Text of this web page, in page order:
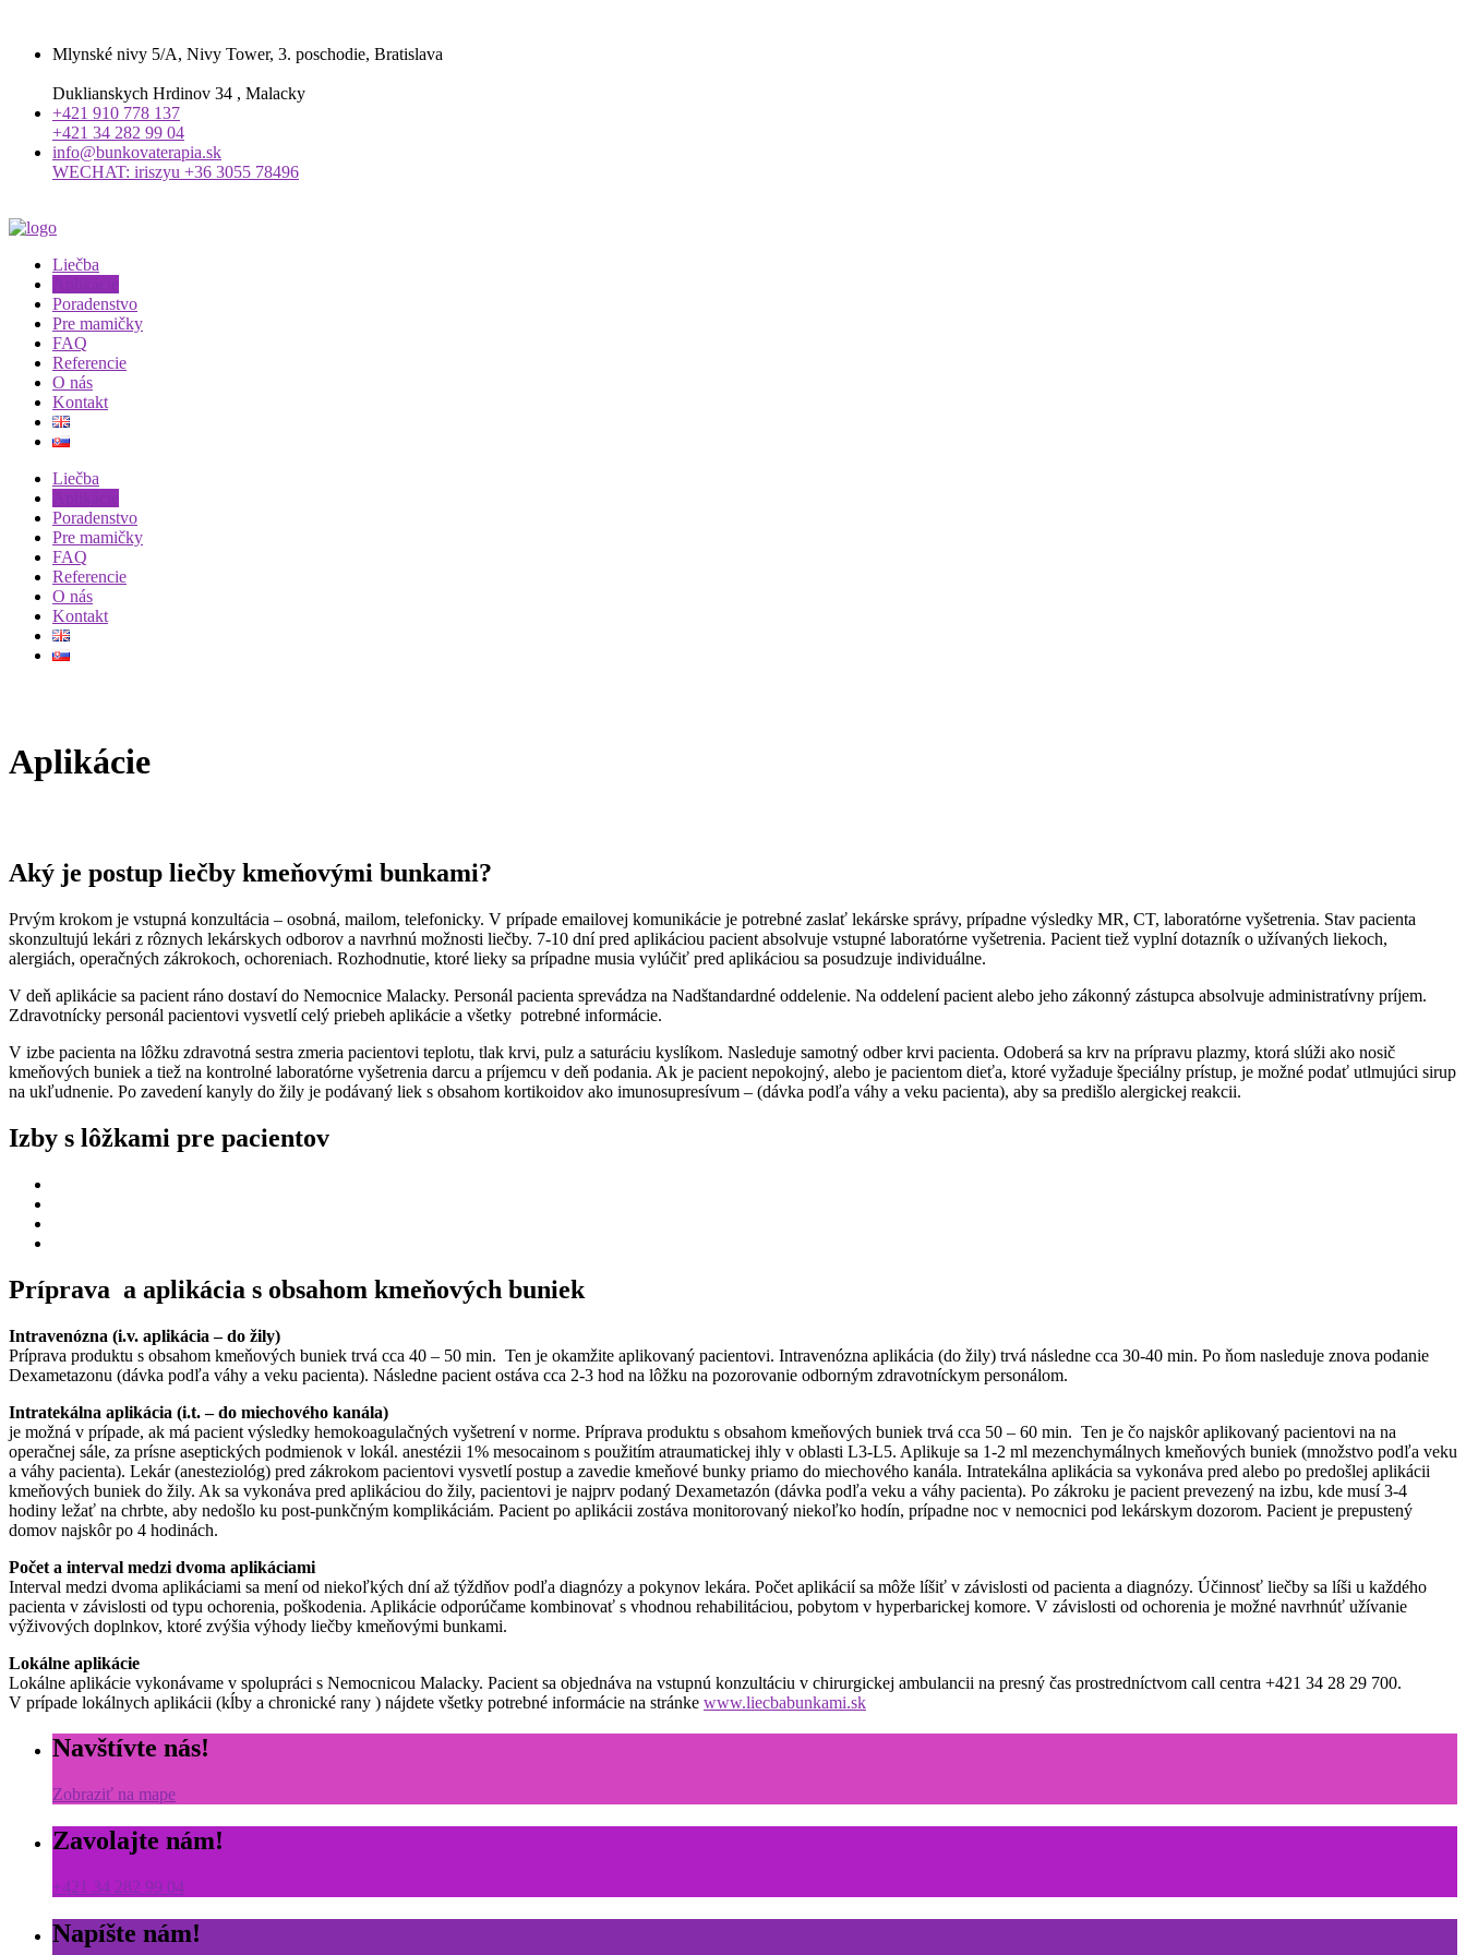
Mlynské nivy 5/A, Nivy Tower, 3. poschodie, Bratislava
Duklianskych Hrdinov 34 , Malacky
+421 910 778 137
+421 34 282 99 04
info@bunkovaterapia.sk
WECHAT: iriszyu +36 3055 78496
Liečba
Poradenstvo
Pre mamičky
FAQ
Referencie
O nás
Kontakt
Liečba
Poradenstvo
Pre mamičky
FAQ
Referencie
O nás
Kontakt
Aplikácie
Aký je postup liečby kmeňovými bunkami?
Prvým krokom je vstupná konzultácia – osobná, mailom, telefonicky. V prípade emailovej komunikácie je potrebné zaslať lekárske správy, prípadne výsledky MR, CT, laboratórne vyšetrenia. Stav pacienta
skonzultujú lekári z rôznych lekárskych odborov a navrhnú možnosti liečby. 7-10 dní pred aplikáciou pacient absolvuje vstupné laboratórne vyšetrenia. Pacient tiež vyplní dotazník o užívaných liekoch,
alergiách, operačných zákrokoch, ochoreniach. Rozhodnutie, ktoré lieky sa prípadne musia vylúčiť pred aplikáciou sa posudzuje individuálne.
V deň aplikácie sa pacient ráno dostaví do Nemocnice Malacky. Personál pacienta sprevádza na Nadštandardné oddelenie. Na oddelení pacient alebo jeho zákonný zástupca absolvuje administratívny príjem.
Zdravotnícky personál pacientovi vysvetlí celý priebeh aplikácie a všetky potrebné informácie.
V izbe pacienta na lôžku zdravotná sestra zmeria pacientovi teplotu, tlak krvi, pulz a saturáciu kyslíkom. Nasleduje samotný odber krvi pacienta. Odoberá sa krv na prípravu plazmy, ktorá slúži ako nosič
kmeňových buniek a tiež na kontrolné laboratórne vyšetrenia darcu a príjemcu v deň podania. Ak je pacient nepokojný, alebo je pacientom dieťa, ktoré vyžaduje špeciálny prístup, je možné podať utlmujúci sirup
na ukľudnenie. Po zavedení kanyly do žily je podávaný liek s obsahom kortikoidov ako imunosupresívum – (dávka podľa váhy a veku pacienta), aby sa predišlo alergickej reakcii.
Izby s lôžkami pre pacientov
Príprava a aplikácia s obsahom kmeňových buniek
Intravenózna (i.v. aplikácia – do žily)
Príprava produktu s obsahom kmeňových buniek trvá cca 40 – 50 min. Ten je okamžite aplikovaný pacientovi. Intravenózna aplikácia (do žily) trvá následne cca 30-40 min. Po ňom nasleduje znova podanie
Dexametazonu (dávka podľa váhy a veku pacienta). Následne pacient ostáva cca 2-3 hod na lôžku na pozorovanie odborným zdravotníckym personálom.
Intratekálna aplikácia (i.t. – do miechového kanála)
je možná v prípade, ak má pacient výsledky hemokoagulačných vyšetrení v norme. Príprava produktu s obsahom kmeňových buniek trvá cca 50 – 60 min. Ten je čo najskôr aplikovaný pacientovi na na
operačnej sále, za prísne aseptických podmienok v lokál. anestézii 1% mesocainom s použitím atraumatickej ihly v oblasti L3-L5. Aplikuje sa 1-2 ml mezenchymálnych kmeňových buniek (množstvo podľa veku
a váhy pacienta). Lekár (anesteziológ) pred zákrokom pacientovi vysvetlí postup a zavedie kmeňové bunky priamo do miechového kanála. Intratekálna aplikácia sa vykonáva pred alebo po predošlej aplikácii
kmeňových buniek do žily. Ak sa vykonáva pred aplikáciou do žily, pacientovi je najprv podaný Dexametazón (dávka podľa veku a váhy pacienta). Po zákroku je pacient prevezený na izbu, kde musí 3-4
hodiny ležať na chrbte, aby nedošlo ku post-punkčným komplikáciám. Pacient po aplikácii zostáva monitorovaný niekoľko hodín, prípadne noc v nemocnici pod lekárskym dozorom. Pacient je prepustený
domov najskôr po 4 hodinách.
Počet a interval medzi dvoma aplikáciami
Interval medzi dvoma aplikáciami sa mení od niekoľkých dní až týždňov podľa diagnózy a pokynov lekára. Počet aplikácií sa môže líšiť v závislosti od pacienta a diagnózy. Účinnosť liečby sa líši u každého
pacienta v závislosti od typu ochorenia, poškodenia. Aplikácie odporúčame kombinovať s vhodnou rehabilitáciou, pobytom v hyperbarickej komore. V závislosti od ochorenia je možné navrhnúť užívanie
výživových doplnkov, ktoré zvýšia výhody liečby kmeňovými bunkami.
Lokálne aplikácie
Lokálne aplikácie vykonávame v spolupráci s Nemocnicou Malacky. Pacient sa objednáva na vstupnú konzultáciu v chirurgickej ambulancii na presný čas prostredníctvom call centra +421 34 28 29 700.
V prípade lokálnych aplikácii (kĺby a chronické rany ) nájdete všetky potrebné informácie na stránke www.liecbabunkami.sk
Navštívte nás!
Zobraziť na mape
Zavolajte nám!
+421 34 282 99 04
Napíšte nám!